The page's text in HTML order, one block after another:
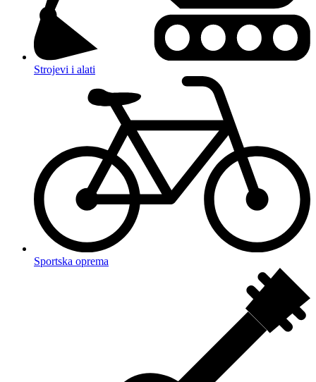
Strojevi i alati
Sportska oprema